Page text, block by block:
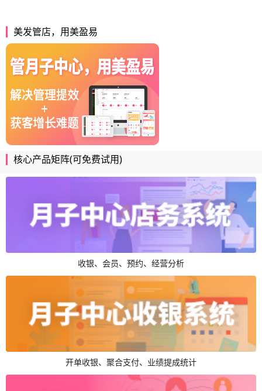
美发管店，用美盈易
核心产品矩阵(可免费试用)
收银、会员、预约、经营分析
开单收银、聚合支付、业绩提成统计